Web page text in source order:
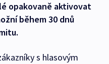
opakovaně aktivovat
během 30 dnů
s hlasovým